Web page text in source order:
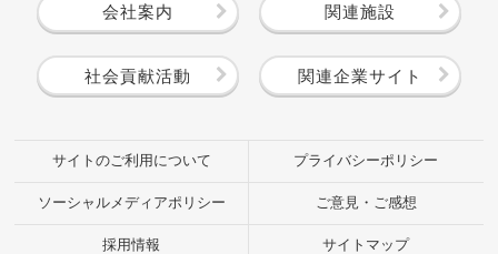
会社案内 関連施設
社会貢献活動 関連企業サイト
サイトのご利用について プライバシーポリシー
ソーシャルメディアポリシー ご意見・ご感想
採用情報 サイトマップ